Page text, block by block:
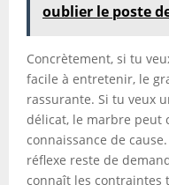
oublier le poste
Concrètement, si tu
facile à entretenir, le
rassurante. Si tu veux
délicat, le marbre peut
connaissance de
réflexe reste de
connaît les contraintes